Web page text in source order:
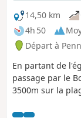
14,50 km
4h 50
Départ à
En partant de
passage par le
3500m sur la